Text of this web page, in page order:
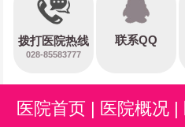
拨打医院热线
028-85583777
联系QQ
医院首页 | 医院概况 |